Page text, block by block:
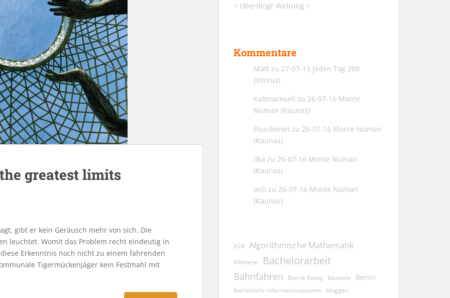
greatest limits
gibt er kein Geräusch mehr von sich. Die
leuchtet. Womit das Problem recht eindeutig in
Erkenntnis noch nicht zu einem fahrenden
Tigermückenjäger kein Festmahl mit
< UberBlogr Webring >
Kommentare
Matt zu 27-07-19 Jeden Tag 200
(Vilnius)
Kaltmamsell zu 26-07-16 Monte
Nüman (Kaunas)
Flusskiesel zu 26-07-16 Monte Nüman
(Kaunas)
Ilka zu 26-07-16 Monte Nüman
(Kaunas)
onli zu 26-07-16 Monte Nüman
(Kaunas)
A24 Algorithmische Mathematik
Alkmene Bachelorarbeit
Bahnfahren Barrie Kosky Baustelle Berlin
Betriebliche Informationssysteme bloggen